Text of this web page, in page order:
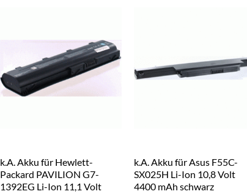
k.A. Akku für Hewlett-
Packard PAVILION G7-
1392EG Li-Ion 11,1 Volt
k.A. Akku für Asus F55C-
SX025H Li-Ion 10,8 Volt
4400 mAh schwarz